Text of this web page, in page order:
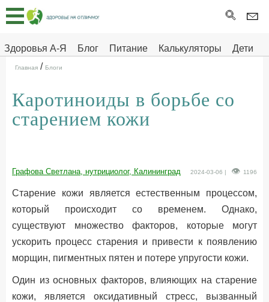
Здоровья А-Я Блог Питание Калькуляторы
Дети
Главная
Тесты
Про
ДЕТЯМ
Главная / Блоги
Каротиноиды в борьбе со
старением кожи
Графова Светлана, нутрициолог, Калининград 2024-03-06 | 1196
Старение кожи является естественным процессом,
который происходит со временем. Однако,
существуют множество факторов, которые могут
ускорить процесс старения и привести к появлению
морщин, пигментных пятен и потере упругости кожи.
Один из основных факторов, влияющих на старение
кожи, является оксидативный стресс, вызванный